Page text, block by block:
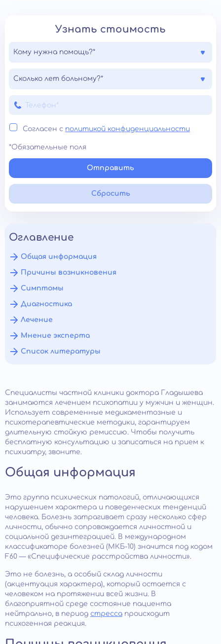
Узнать стоимость
Кому нужна помощь?*
Сколько лет больному?*
Согласен с политикой конфиденциальности
*Обязательные поля
Отправить
Сбросить
Оглавление
Общая информация
Причины возникновения
Симптомы
Диагностика
Лечение
Мнение эксперта
Список литературы
Специалисты частной клиники доктора Гладышева
занимаются лечением психопатии у мужчин и женщин.
Использует современные медикаментозные и
психотерапевтические методики, гарантируем
длительную стойкую ремиссию. Чтобы получить
бесплатную консультацию и записаться на прием к
психиатру, звоните.
Общая информация
Это группа психических патологий, отличающихся
нарушением характера и поведенческих тенденций
человека. Болезнь затрагивает сразу несколько сфер
личности, обычно сопровождается личностной и
социальной дезинтеграцией. В международном
классификаторе болезней (МКБ-10) значится под кодом
F60 — «Специфические расстройства личности».
Это не болезнь, а особый склад личности
(акцентуация характера), который остается с
человеком на протяжении всей жизни. В
благоприятной среде состояние пациента
нейтрально, в период стресса происходит
психогенная реакция.